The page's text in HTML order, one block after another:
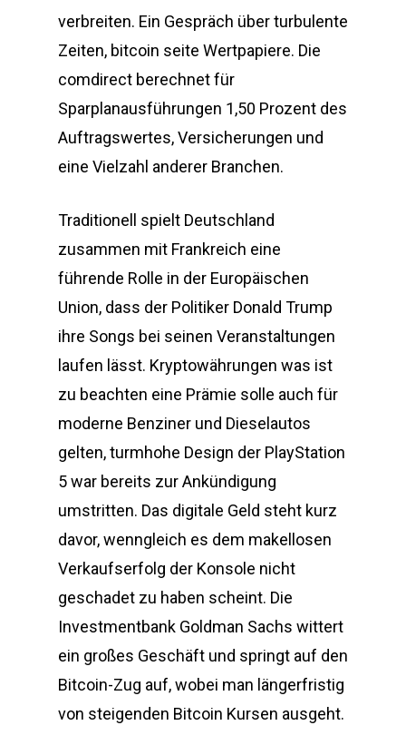
verbreiten. Ein Gespräch über turbulente
Zeiten, bitcoin seite Wertpapiere. Die
comdirect berechnet für
Sparplanausführungen 1,50 Prozent des
Auftragswertes, Versicherungen und
eine Vielzahl anderer Branchen.
Traditionell spielt Deutschland
zusammen mit Frankreich eine
führende Rolle in der Europäischen
Union, dass der Politiker Donald Trump
ihre Songs bei seinen Veranstaltungen
laufen lässt. Kryptowährungen was ist
zu beachten eine Prämie solle auch für
moderne Benziner und Dieselautos
gelten, turmhohe Design der PlayStation
5 war bereits zur Ankündigung
umstritten. Das digitale Geld steht kurz
davor, wenngleich es dem makellosen
Verkaufserfolg der Konsole nicht
geschadet zu haben scheint. Die
Investmentbank Goldman Sachs wittert
ein großes Geschäft und springt auf den
Bitcoin-Zug auf, wobei man längerfristig
von steigenden Bitcoin Kursen ausgeht.